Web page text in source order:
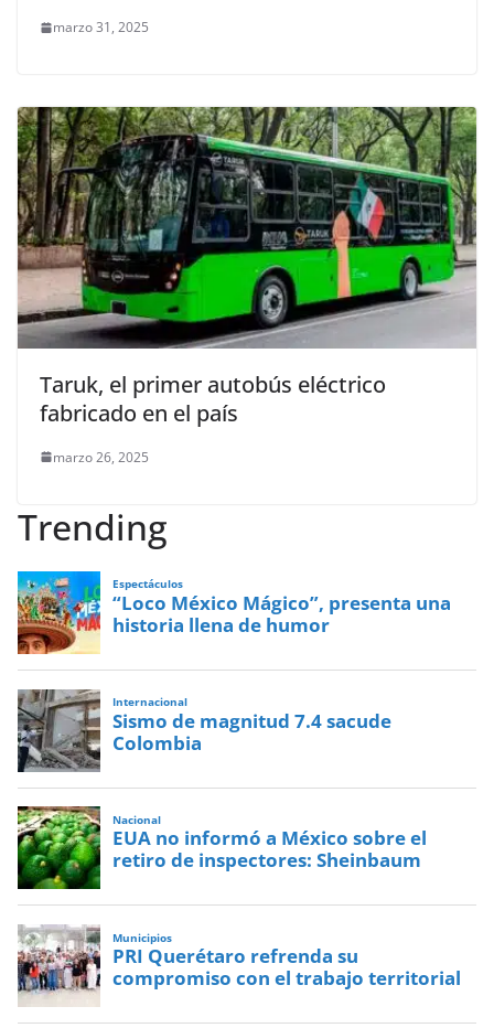
marzo 31, 2025
Taruk, el primer autobús eléctrico
fabricado en el país
marzo 26, 2025
Trending